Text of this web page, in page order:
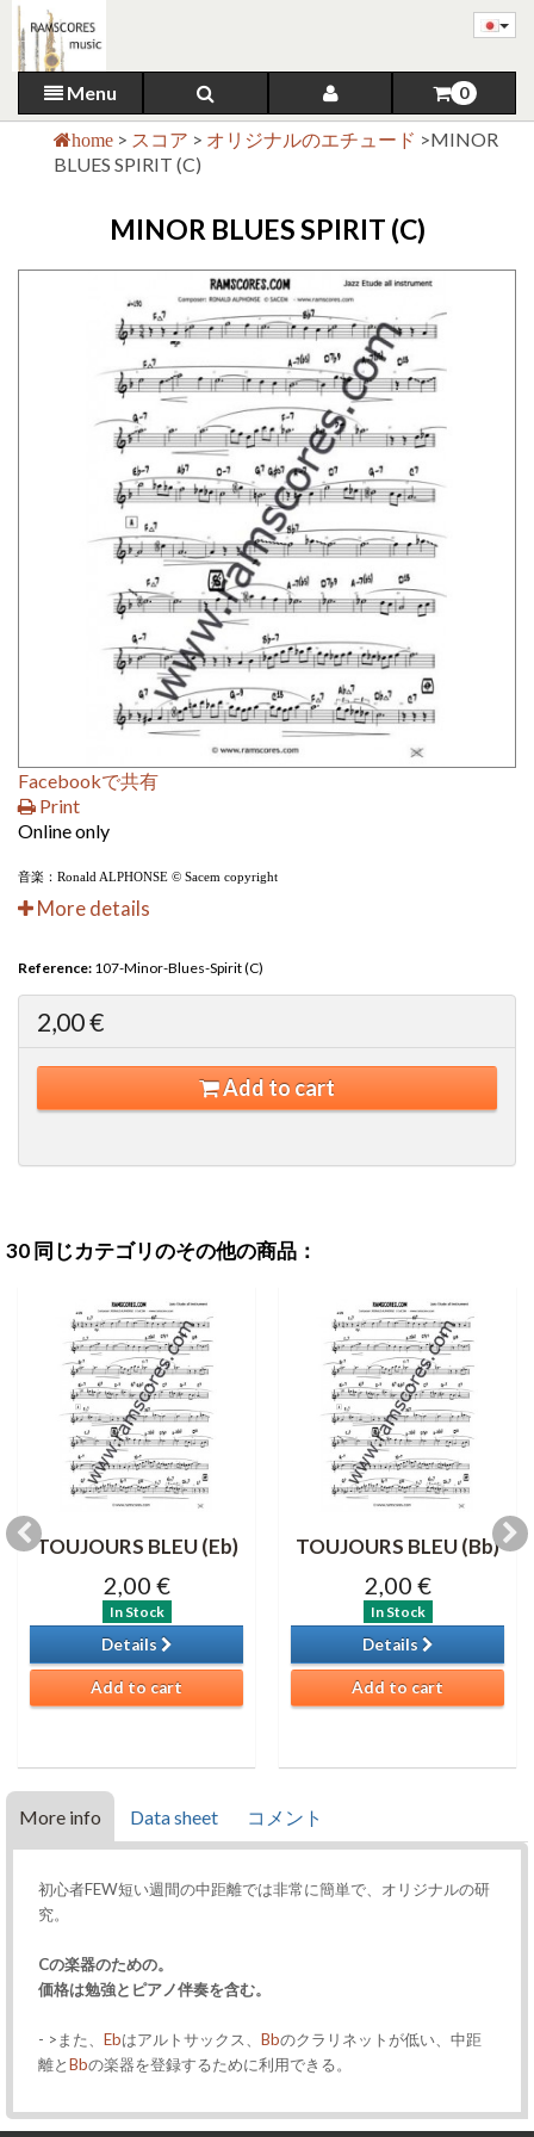
Menu 0
home > スコア > オリジナルのエチュード >MINOR
BLUES SPIRIT (C)
MINOR BLUES SPIRIT (C)
Facebookで共有
Print
Online only
音楽：Ronald ALPHONSE © Sacem copyright
More details
Reference: 107-Minor-Blues-Spirit (C)
2,00 €
Add to cart
30 同じカテゴリのその他の商品：
TOUJOURS BLEU (Eb)
2,00 €
In Stock
Details
Add to cart
TOUJOURS BLEU (Bb)
2,00 €
In Stock
Details
Add to cart
More info Data sheet コメント
初心者FEW短い週間の中距離では非常に簡単で、オリジナルの研
究。
Cの楽器のための。
価格は勉強とピアノ伴奏を含む。
- >また、 Ebはアルトサックス、 Bbのクラリネットが低い、中距
離とBbの楽器を登録するために利用できる。